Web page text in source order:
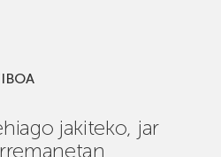
jakiteko, jar